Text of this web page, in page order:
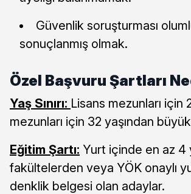
Güvenlik soruşturması
sonuçlanmış olmak.
Özel Başvuru Şartları
Yaş Sınırı: Lisans mezunları için
mezunları için 32 yaşından
Eğitim Şartı: Yurt içinde en az 4
fakültelerden veya YÖK onaylı
denklik belgesi olan adaylar.